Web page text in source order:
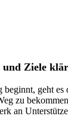
Ziele
geht es
zu
an
nutzen.